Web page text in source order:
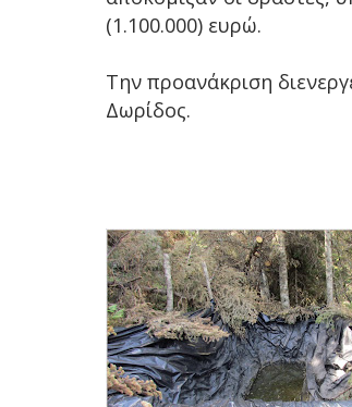
(1.100.000) ευρώ.
Την προανάκριση
Δωρίδος.